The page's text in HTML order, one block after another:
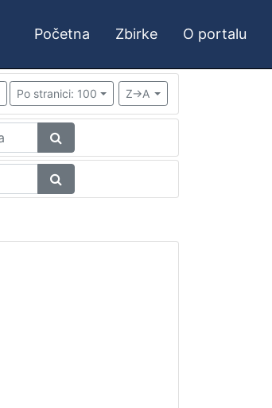
Početna Zbirke O portalu
Po stranici: 100 Z->A